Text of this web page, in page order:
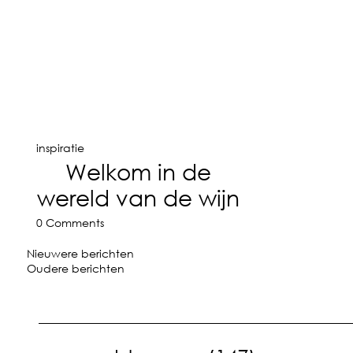
inspiratie
Welkom in de
wereld van de wijn
0 Comments
Nieuwere berichten
Oudere berichten